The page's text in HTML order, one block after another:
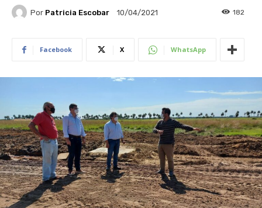
Por Patricia Escobar 10/04/2021 182
Facebook X WhatsApp